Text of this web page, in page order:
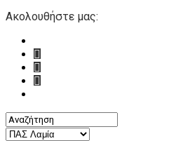
Ακολουθήστε μας: